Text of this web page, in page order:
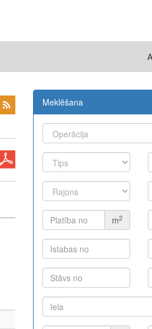
A
Meklēšana
m2